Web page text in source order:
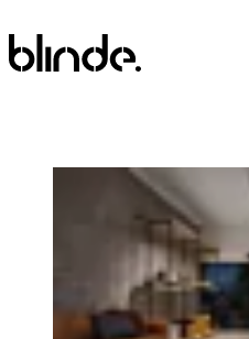
Blinde Design
Loading image...